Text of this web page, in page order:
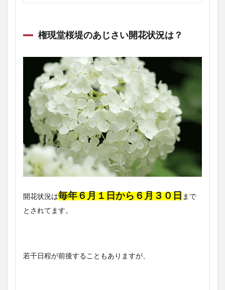
権現堂桜堤のあじさい開花状況は？
開花状況は毎年６月１日から６月３０日まで
とされてます。
若干日程が前後することもありますが、